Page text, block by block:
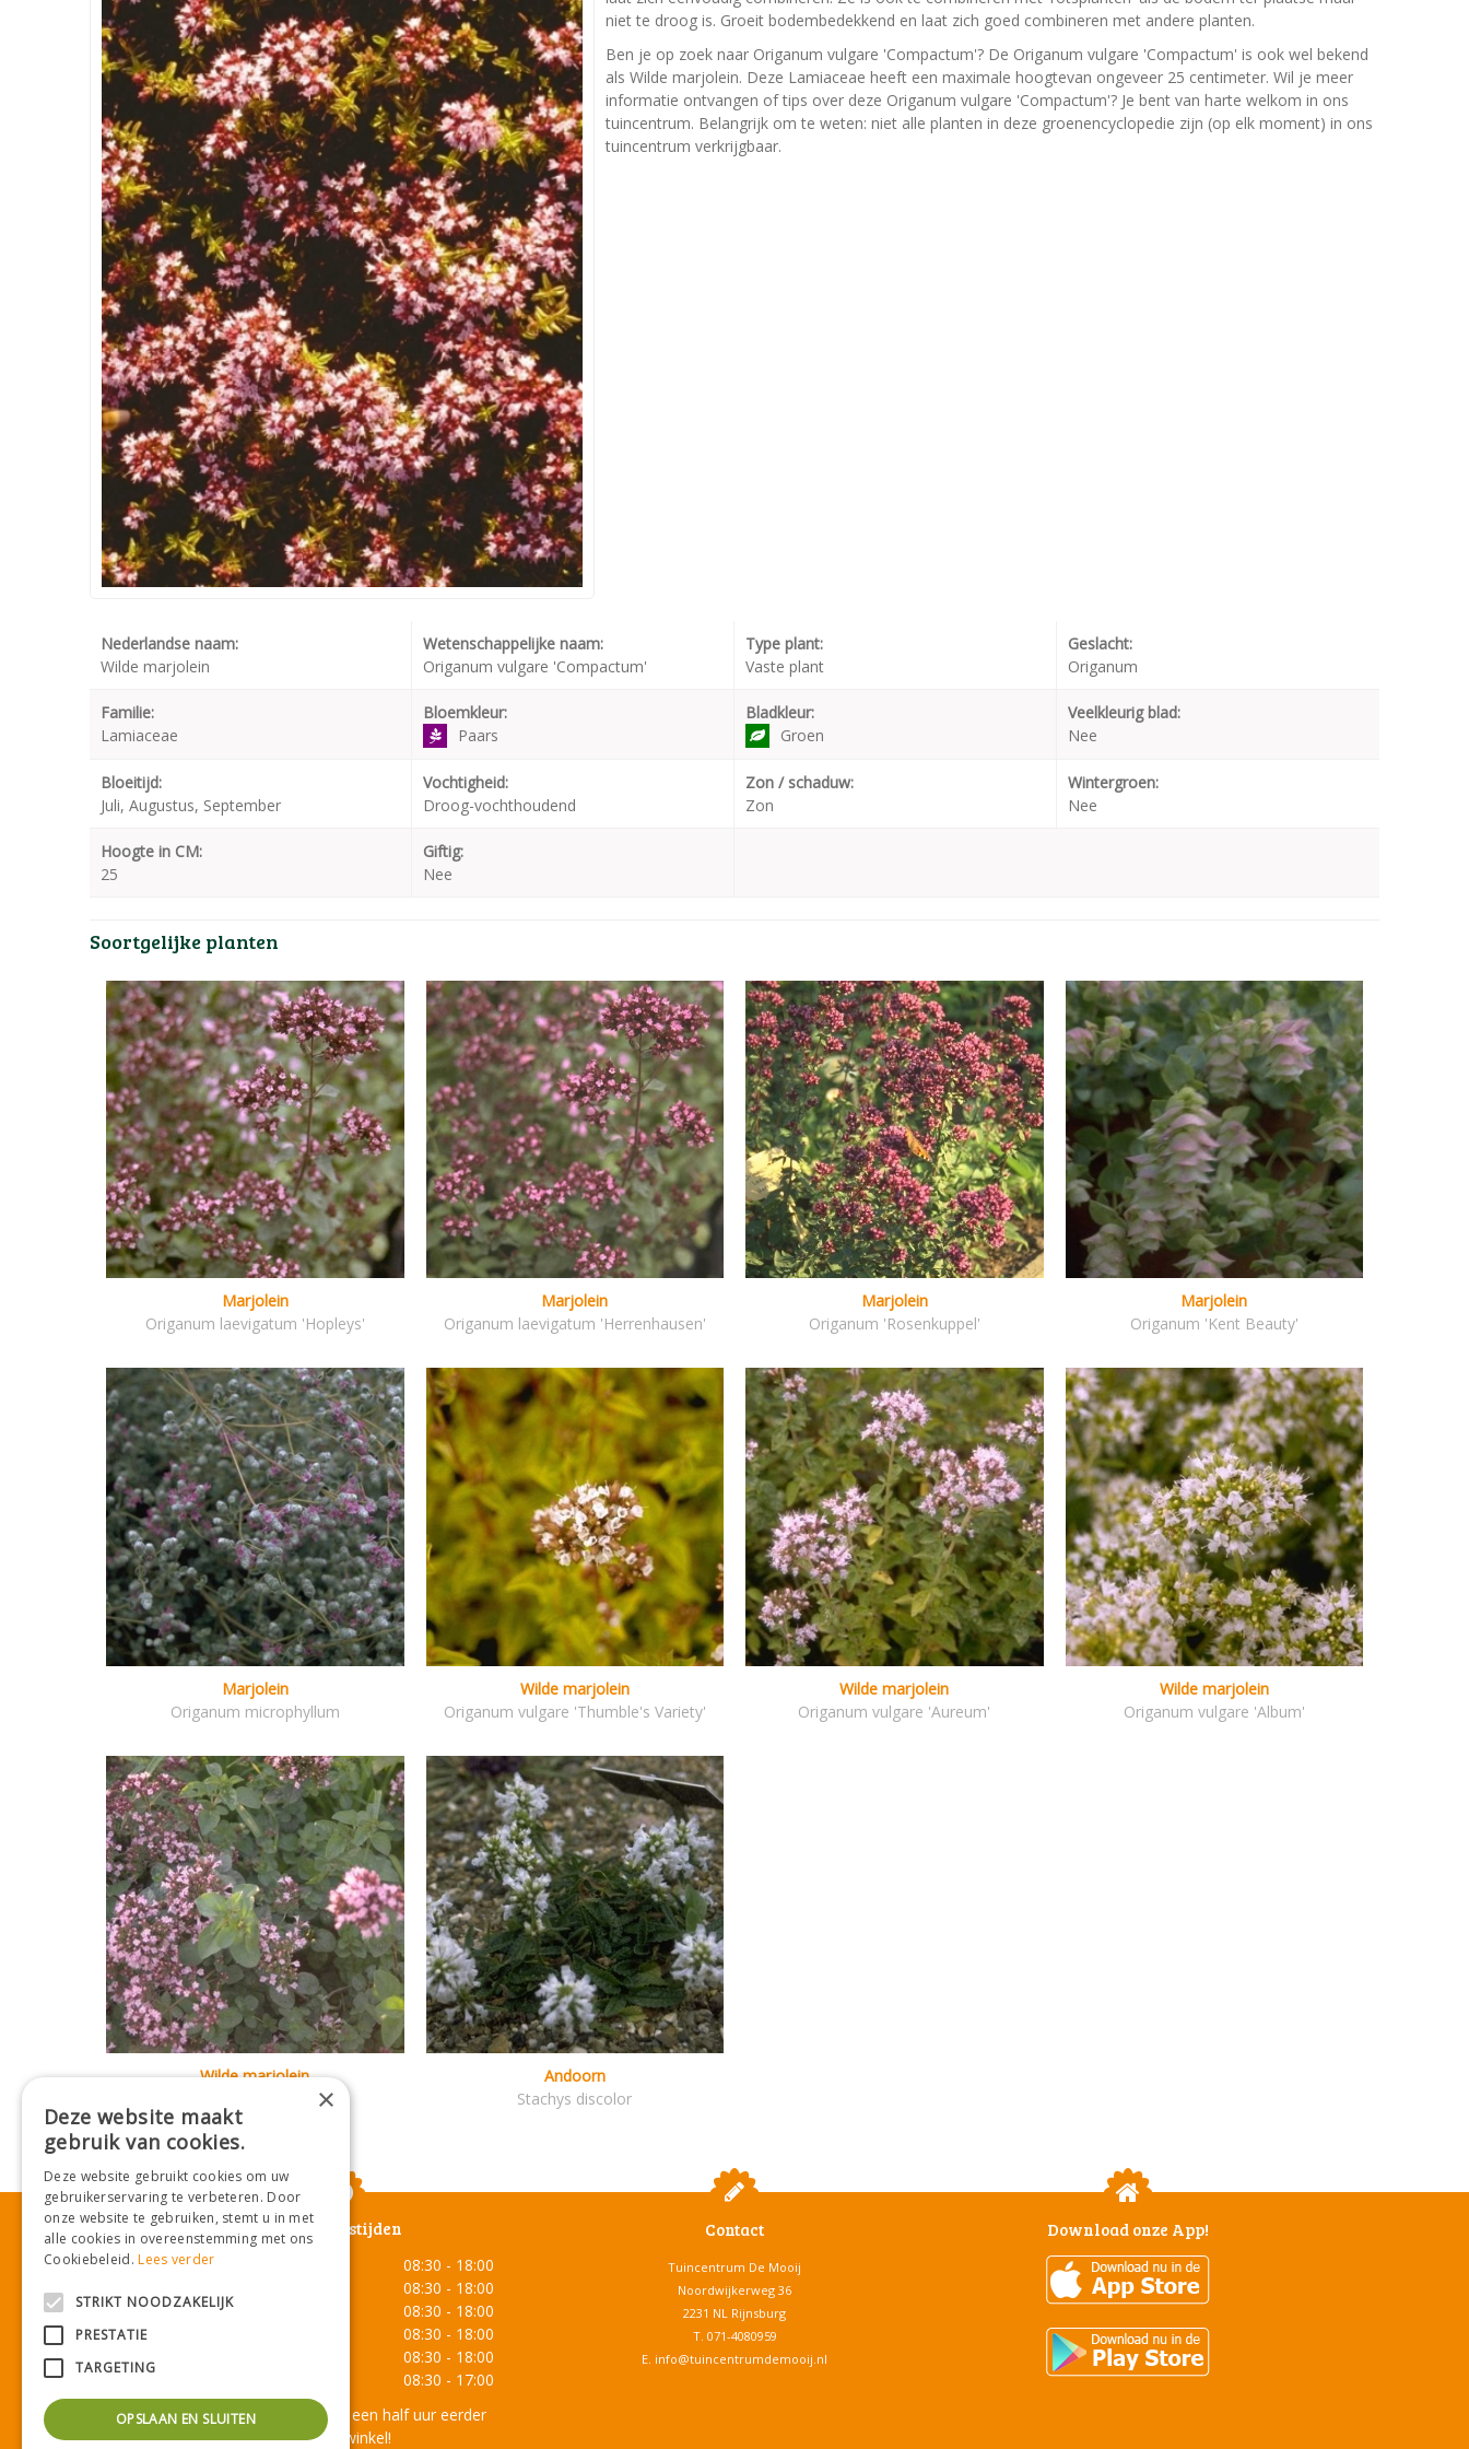
niet te droog is. Groeit bodembedekkend en laat zich goed combineren met andere planten.
Ben je op zoek naar Origanum vulgare 'Compactum'? De Origanum vulgare 'Compactum' is ook wel bekend
als Wilde marjolein. Deze Lamiaceae heeft een maximale hoogtevan ongeveer 25 centimeter. Wil je meer
informatie ontvangen of tips over deze Origanum vulgare 'Compactum'? Je bent van harte welkom in ons
tuincentrum. Belangrijk om te weten: niet alle planten in deze groenencyclopedie zijn (op elk moment) in ons
tuincentrum verkrijgbaar.
Nederlandse naam:
Wilde marjolein
Wetenschappelijke naam:
Origanum vulgare 'Compactum'
Type plant:
Vaste plant
Geslacht:
Origanum
Familie:
Lamiaceae
Bloemkleur:
Paars
Bladkleur:
Groen
Veelkleurig blad:
Nee
Bloeitijd:
Juli, Augustus, September
Vochtigheid:
Droog-vochthoudend
Zon / schaduw:
Zon
Wintergroen:
Nee
Hoogte in CM:
25
Giftig:
Nee
Soortgelijke planten
Marjolein
Origanum laevigatum 'Hopleys'
Marjolein
Origanum laevigatum 'Herrenhausen'
Marjolein
Origanum 'Rosenkuppel'
Marjolein
Origanum 'Kent Beauty'
Marjolein
Origanum microphyllum
Wilde marjolein
Origanum vulgare 'Thumble's Variety'
Wilde marjolein
Origanum vulgare 'Aureum'
Wilde marjolein
Origanum vulgare 'Album'
Wilde marjolein
Andoorn
Stachys discolor
Openingstijden
Maandag
08:30 - 18:00
08:30 - 18:00
Woensdag
08:30 - 18:00
08:30 - 18:00
08:30 - 18:00
08:30 - 17:00
Onze lunchroom sluit een half uur eerder
dan de winkel!
Contact
Tuincentrum De Mooij
Noordwijkerweg 36
2231 NL Rijnsburg
T. 071-4080959
E. info@tuincentrumdemooij.nl
Download onze App!
×
Deze website maakt
gebruik van cookies.
Deze website gebruikt cookies om uw
gebruikerservaring te verbeteren. Door
onze website te gebruiken, stemt u in met
alle cookies in overeenstemming met ons
Cookiebeleid.Lees verder
STRIKT NOODZAKELIJK
PRESTATIE
TARGETING
OPSLAAN EN SLUITEN